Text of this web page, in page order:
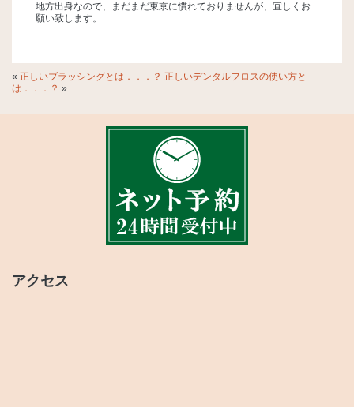
地方出身なので、まだまだ東京に慣れておりませんが、宜しくお
願い致します。
« 正しいブラッシングとは．．．？ 正しいデンタルフロスの使い方と
は．．．？ »
アクセス